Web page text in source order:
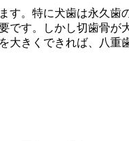
す。特に犬歯は永久歯
です。しかし切歯骨が
大きくできれば、八重